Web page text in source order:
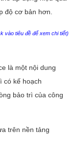
độ cơ bản hơn.
vào tiêu đề để xem chi tiết)
là một nội dung
có kế hoạch
bảo trì của công
trên nền tảng